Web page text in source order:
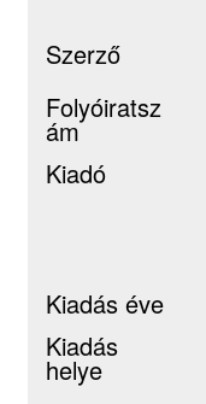
Szerző
Folyóiratsz
ám
Kiadó
Kiadás éve
Kiadás
helye